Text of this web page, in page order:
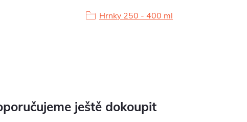
Hrnky 250 - 400 ml
ještě dokoupit